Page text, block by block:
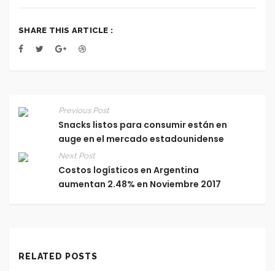
SHARE THIS ARTICLE :
Previous Post
Snacks listos para consumir están en
auge en el mercado estadounidense
Next Post
Costos logísticos en Argentina
aumentan 2.48% en Noviembre 2017
RELATED POSTS